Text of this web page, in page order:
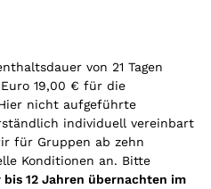
von 21 Tagen
19,00 € für die
nicht aufgeführte
individuell vereinbart
für Gruppen ab zehn
Konditionen an. Bitte
bis 12 Jahren übernachten im